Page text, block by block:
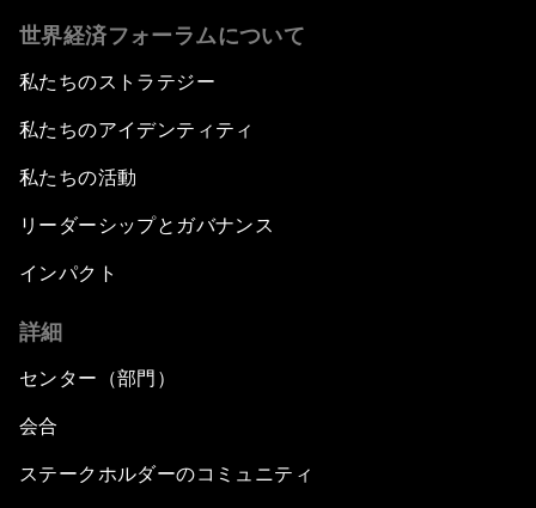
世界経済フォーラムについて
私たちのストラテジー
私たちのアイデンティティ
私たちの活動
リーダーシップとガバナンス
インパクト
詳細
センター（部門）
会合
ステークホルダーのコミュニティ